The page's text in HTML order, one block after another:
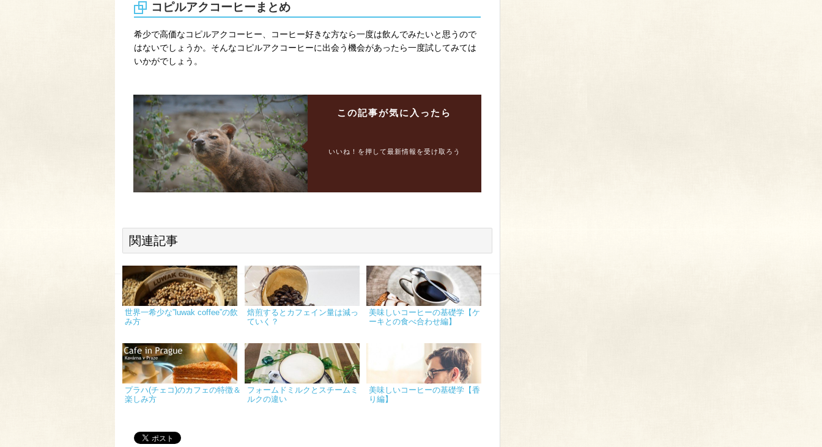
コピルアクコーヒーまとめ
希少で高価なコピルアクコーヒー、コーヒー好きな方なら一度は飲んでみたいと思うので
はないでしょうか。そんなコピルアクコーヒーに出会う機会があったら一度試してみては
いかがでしょう。
この記事が気に入ったら
いいね！を押して最新情報を受け取ろう
関連記事
世界一希少な”luwak coffee”の飲
み方
焙煎するとカフェイン量は減っ
ていく？
美味しいコーヒーの基礎学【ケ
ーキとの食べ合わせ編】
プラハ(チェコ)のカフェの特徴＆
楽しみ方
フォームドミルクとスチームミ
ルクの違い
美味しいコーヒーの基礎学【香
り編】